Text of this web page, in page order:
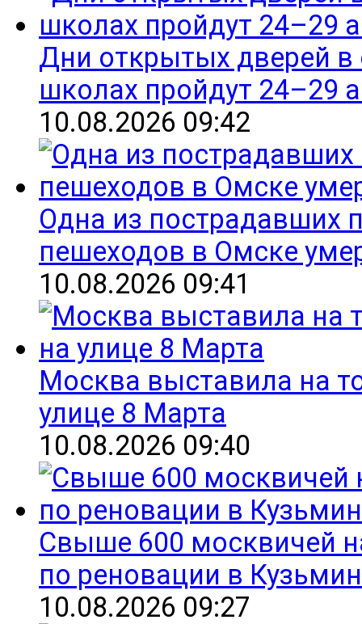
Дни открытых дверей
школах пройдут 24–29
10.08.2026 09:42
Одна из пострадавших
пешеходов в Омске
10.08.2026 09:41
Москва выставила на
улице 8 Марта
10.08.2026 09:40
Свыше 600 москвичей
по реновации в
10.08.2026 09:27